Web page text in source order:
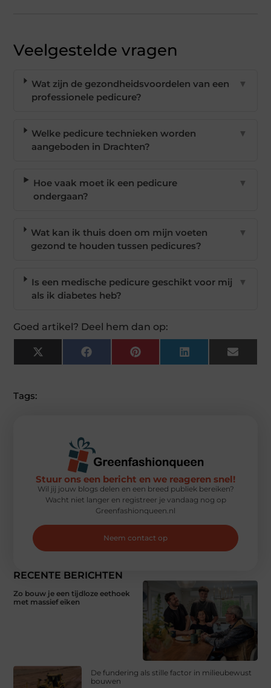
Veelgestelde vragen
Wat zijn de gezondheidsvoordelen van een
professionele pedicure?
▼
Welke pedicure technieken worden
aangeboden in Drachten?
▼
Hoe vaak moet ik een pedicure
ondergaan?
▼
Wat kan ik thuis doen om mijn voeten
gezond te houden tussen pedicures?
▼
Is een medische pedicure geschikt voor mij
als ik diabetes heb?
▼
Goed artikel? Deel hem dan op:
X
(Twitter)
FacebookPinterest LinkedIn Email
Tags:
RECENTE BERICHTEN
Zo bouw je een tijdloze eethoek
met massief eiken
De fundering als stille factor in milieubewust
bouwen
Stuur ons een bericht en we reageren snel!
Wil jij jouw blogs delen en een breed publiek bereiken?
Wacht niet langer en registreer je vandaag nog op
Greenfashionqueen.nl
Neem contact op